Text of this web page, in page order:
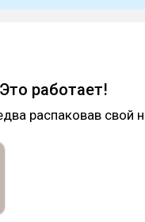
работает!
распаковав свой